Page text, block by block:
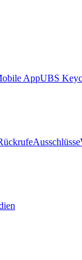
AppUBS
Ausschlüsse